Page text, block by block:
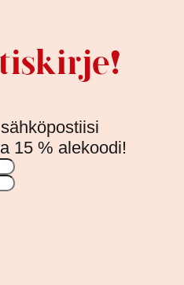
15 % alekoodi!